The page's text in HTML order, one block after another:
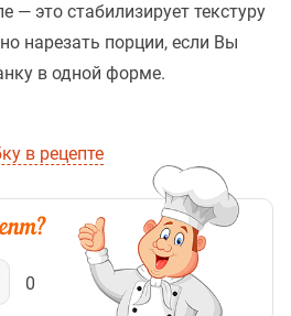
— это стабилизирует текстуру
нарезать порции, если Вы
в одной форме.
в рецепте
0